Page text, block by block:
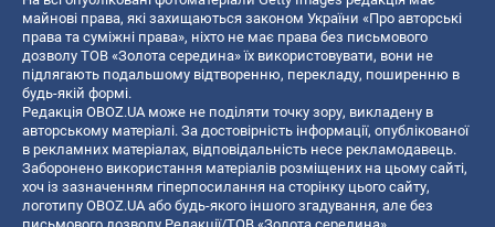
майнові права, які захищаються законом України «Про авторські
права та суміжні права», ніхто не має права без письмового
дозволу ТОВ «Золота середина» їх використовувати, вони не
підлягають подальшому відтворенню, перекладу, поширенню в
будь-якій формі.
Редакція OBOZ.UA може не поділяти точку зору, викладену в
авторському матеріалі. За достовірність інформації, опублікованої
в рекламних матеріалах, відповідальність несе рекламодавець.
Заборонено використання матеріалів розміщених на цьому сайті,
хоч із зазначенням гіперпосилання на сторінку цього сайту,
логотипу OBOZ.UA або будь-якого іншого згадування, але без